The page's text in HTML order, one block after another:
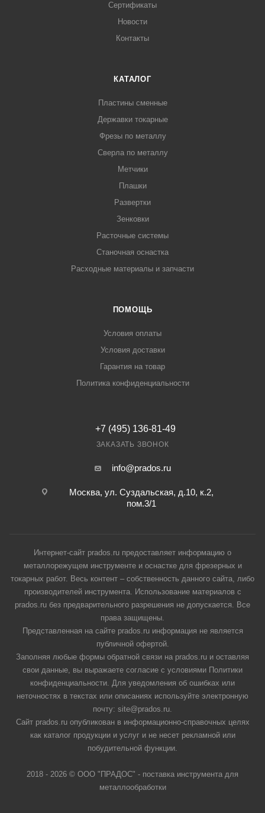
Сертификаты
Новости
Контакты
КАТАЛОГ
Пластины сменные
Державки токарные
Фрезы по металлу
Сверла по металлу
Метчики
Плашки
Развертки
Зенковки
Расточные системы
Станочная оснастка
Расходные материалы и запчасти
ПОМОЩЬ
Условия оплаты
Условия доставки
Гарантия на товар
Политика конфиденциальности
+7 (495) 136-81-49
ЗАКАЗАТЬ ЗВОНОК
info@prados.ru
Москва, ул. Суздальская, д.10, к.2,
пом.3/1
Интернет-сайт prados.ru предоставляет информацию о
металлорежущем инструменте и оснастке для фрезерных и
токарных работ. Весь контент – собственность данного сайта, либо
производителей инструмента. Использование материалов с
prados.ru без предварительного разрешения не допускается. Все
права защищены.
Представленная на сайте prados.ru информация не является
публичной офертой.
Заполняя любые формы обратной связи на prados.ru и оставляя
свои данные, вы выражаете согласие с условиями Политики
конфиденциальности. Для уведомления об ошибках или
неточностях в текстах или описаниях используйте электронную
почту: site@prados.ru.
Сайт prados.ru опубликован в информационно-справочных целях
как каталог продукции и услуг и не несет рекламной или
побудительной функции.
2018 - 2026 © ООО "ПРАДОС" - поставка инструмента для
металлообработки